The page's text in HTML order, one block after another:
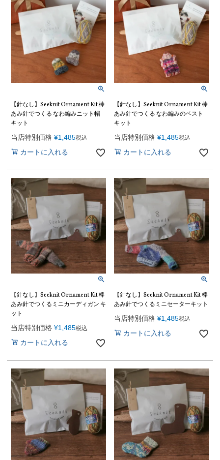
【針なし】Seeknit Ornament Kit 棒
あみ針でつくる なわ編みニット帽
キット
当店特別価格 ¥1,485税込
カートに入れる
【針なし】Seeknit Ornament Kit 棒
あみ針でつくる なわ編みのベスト
キット
当店特別価格 ¥1,485税込
カートに入れる
【針なし】Seeknit Ornament Kit 棒
あみ針でつくるミニカーディガン キ
ット
当店特別価格 ¥1,485税込
カートに入れる
【針なし】Seeknit Ornament Kit 棒
あみ針でつくるミニセーターキット
当店特別価格 ¥1,485税込
カートに入れる